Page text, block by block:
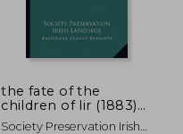
the fate of the
children of lir (1883)
(en Inglés)
Society Preservation Irish